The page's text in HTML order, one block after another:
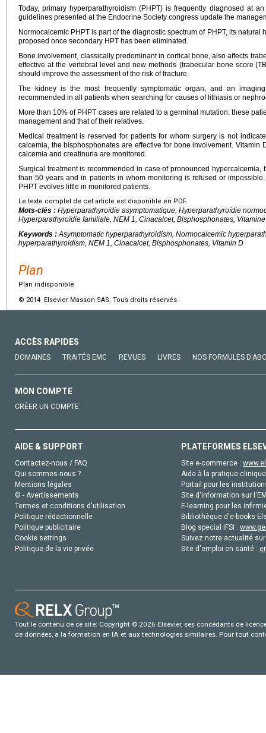
Today, primary hyperparathyroidism (PHPT) is frequently diagnosed at
guidelines presented at the Endocrine Society congress update the
Normocalcemic PHPT is part of the diagnostic spectrum of PHPT, its
proposed once secondary HPT has been eliminated.
Bone involvement, classically predominant in cortical bone, also affects
effective at the vertebral level and new methods (trabecular bone score
should improve the assessment of the risk of fracture.
The kidney is the most frequently symptomatic organ, and an
recommended in all patients when searching for causes of lithiasis or
More than 10% of PHPT cases are related to a germinal mutation: these
management and that of their relatives.
Medical treatment is reserved for patients for whom surgery is not
calcemia, the bisphosphonates are effective for bone involvement. Vitamin
calcemia and creatinuria are monitored.
Surgical treatment is recommended in case of pronounced
than 50 years and in patients in whom monitoring is refused or
PHPT evolves little in monitored patients.
Le texte complet de cet article est disponible en PDF.
Mots-clés : Hyperparathyroïdie asymptomatique, Hyperparathyroïdie
Hyperparathyroïdie familiale, NEM 1, Cinacalcet, Bisphosphonates,
Keywords :Asymptomatic hyperparathyroidism, Normocalcemic
hyperparathyroidism, NEM 1, Cinacalcet, Bisphosphonates, Vitamin D
Plan
Plan indisponible
© 2014 Elsevier Masson SAS. Tous droits réservés.
ACCÈS RAPIDES
DOMAINES TRAITÉS EMC REVUES LIVRES NOS FORMULES
MON COMPTE
CRÉER UN COMPTE
AIDE & SUPPORT
Contactez-nous / FAQ
Qui sommes-nous ?
Mentions légales
© - Avertissements
Termes et conditions d'utilisation
Politique rédactionnelle
Politique publicitaire
Cookie settings
Politique de la vie privée
PLATEFORMES
Site e-commerce :
Aide à la pratique
Portail pour les
Site d'information sur
E-learning pour les
Bibliothèque d'e-books
Blog special IFSI :
Suivez notre actualité
Site d'emploi en santé :
Tout le contenu de ce site: Copyright © 2026 Elsevier, ses concédants de
de données, a la formation en IA et aux technologies similaires. Pour tout